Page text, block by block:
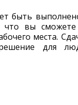
быть
что вы сможете
места.
для